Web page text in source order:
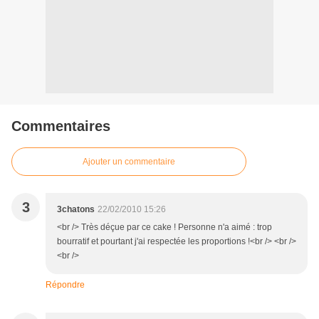
Commentaires
Ajouter un commentaire
3 3chatons 22/02/2010 15:26
<br /> Très déçue par ce cake ! Personne n'a aimé : trop
bourratif et pourtant j'ai respectée les proportions !<br /> <br />
<br />
Répondre